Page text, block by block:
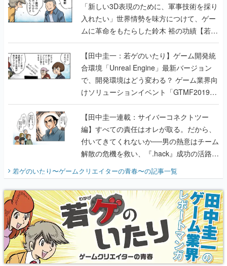
「新しい3D表現のために、軍事技術を採り
入れたい」世界情勢を味方につけて、ゲー
ムに革命をもたらした鈴木 裕の功績【若ゲ
のいたり】
【田中圭一：若ゲのいたり】ゲーム開発統
合環境「Unreal Engine」最新バージョン
で、開発環境はどう変わる？ ゲーム業界向
けソリューションイベント「GTMF2019」
に行って、より理解を深めよう【PR】
【田中圭一連載：サイバーコネクトツー
編】すべての責任はオレが取る。だから、
付いてきてくれないか──男の熱意はチーム
解散の危機を救い、『.hack』成功の活路を
『少年ジャンプ』色だった【若ゲのいた
り】
若ゲのいたり〜ゲームクリエイターの青春〜の記事一覧